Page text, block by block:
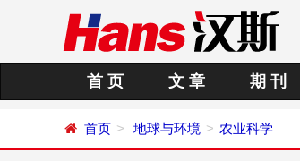
首 页 文 章 期 刊
首页 地球与环境 农业科学